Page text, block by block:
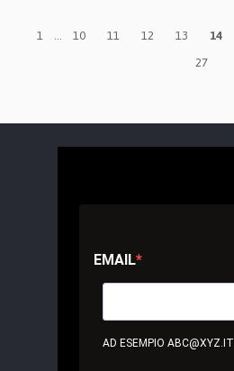
1 10 11 12 13 14
27
EMAIL
AD ESEMPIO ABC@XYZ.IT